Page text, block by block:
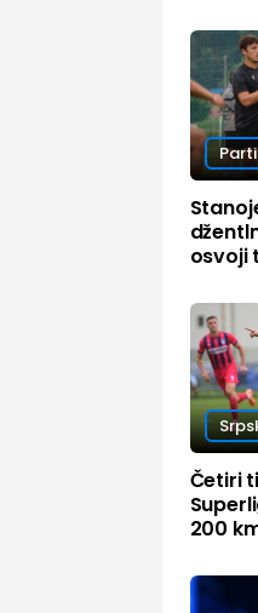
osvoji
Četiri
200